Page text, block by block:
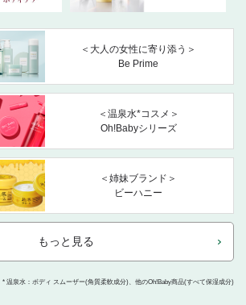
＜大人の女性に寄り添う＞
Be Prime
＜温泉水*コスメ＞
Oh!Babyシリーズ
＜姉妹ブランド＞
ビーハニー
もっと見る
* 温泉水：ボディ スムーザー(角質柔軟成分)、他のOh!Baby商品(すべて保湿成分)